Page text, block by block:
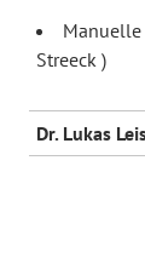
Manuelle
Streeck )
Dr. Lukas